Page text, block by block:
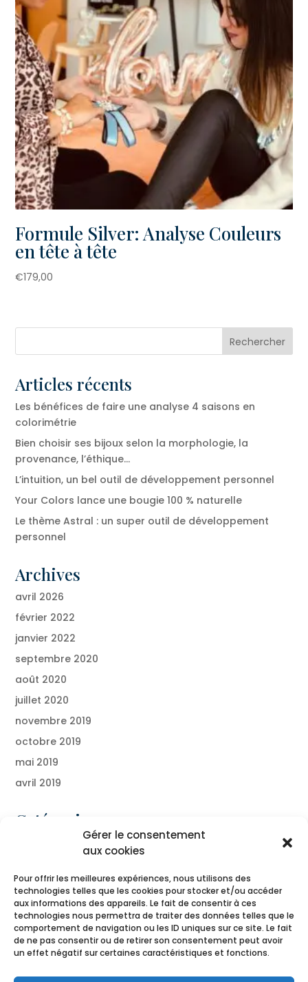
Gérer le consentement
aux cookies
Pour offrir les meilleures expériences, nous utilisons des
technologies telles que les cookies pour stocker et/ou accéder
aux informations des appareils. Le fait de consentir à ces
technologies nous permettra de traiter des données telles que le
comportement de navigation ou les ID uniques sur ce site. Le fait
de ne pas consentir ou de retirer son consentement peut avoir
un effet négatif sur certaines caractéristiques et fonctions.
Formule Silver: Analyse Couleurs
en tête à tête
€179,00
Articles récents
Les bénéfices de faire une analyse 4 saisons en
colorimétrie
Bien choisir ses bijoux selon la morphologie, la
provenance, l’éthique…
L’intuition, un bel outil de développement personnel
Your Colors lance une bougie 100 % naturelle
Le thème Astral : un super outil de développement
personnel
Archives
avril 2026
février 2022
janvier 2022
septembre 2020
août 2020
juillet 2020
novembre 2019
octobre 2019
mai 2019
avril 2019
Catégories
Méta
Connexion
Flux des publications